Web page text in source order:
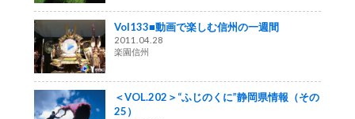
Vol133■動画で楽しむ信州の一週間
2011.04.28
楽園信州
＜VOL.202＞“ふじのくに”静岡県情報（その
25）